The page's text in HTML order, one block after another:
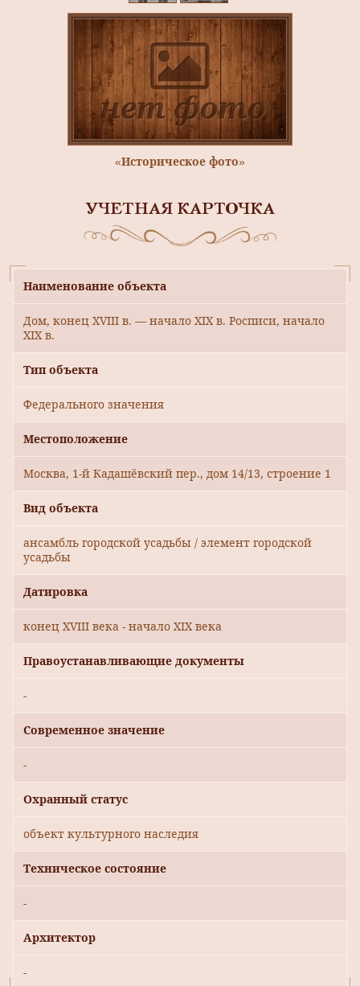
«Историческое фото»
УЧЕТНАЯ КАРТОЧКА
Наименование объекта
Дом, конец XVIII в. — начало XIX в. Росписи, начало
XIX в.
Тип объекта
Федерального значения
Местоположение
Москва, 1-й Кадашёвский пер., дом 14/13, строение 1
Вид объекта
ансамбль городской усадьбы / элемент городской
усадьбы
Датировка
конец XVIII века - начало XIX века
Правоустанавливающие документы
-
Современное значение
-
Охранный статус
объект культурного наследия
Техническое состояние
-
Архитектор
-